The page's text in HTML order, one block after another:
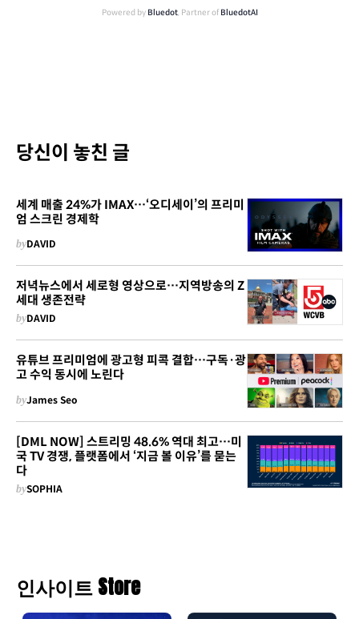
Powered by Bluedot, Partner of BluedotAI
당신이 놓친 글
세계 매출 24%가 IMAX…‘오디세이’의 프리미
엄 스크린 경제학
byDAVID
저녁뉴스에서 세로형 영상으로…지역방송의 Z
세대 생존전략
byDAVID
유튜브 프리미엄에 광고형 피콕 결합…구독·광
고 수익 동시에 노린다
byJames Seo
[DML NOW] 스트리밍 48.6% 역대 최고…미
국 TV 경쟁, 플랫폼에서 ‘지금 볼 이유’를 묻는
다
bySOPHIA
인사이트 Store